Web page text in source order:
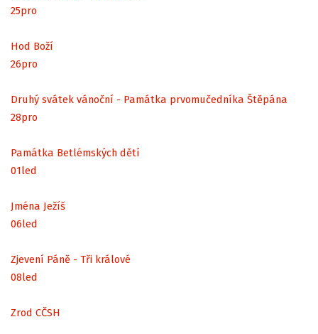
25pro
Hod Boží
26pro
Druhý svátek vánoční - Památka prvomučedníka Štěpána
28pro
Památka Betlémských dětí
01led
Jména Ježíš
06led
Zjevení Páně - Tři králové
08led
Zrod CČSH